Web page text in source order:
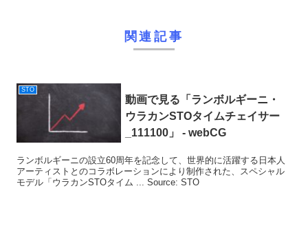
関連記事
STO
動画で見る「ランボルギーニ・
ウラカンSTOタイムチェイサー
_111100」 - webCG
ランボルギーニの設立60周年を記念して、世界的に活躍する日本人
アーティストとのコラボレーションにより制作された、スペシャル
モデル「ウラカンSTOタイム ... Source: STO